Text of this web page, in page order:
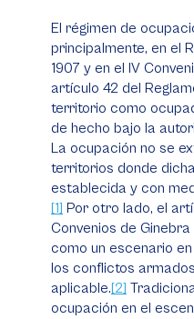
El régimen de
principalmente, en el
1907 y en el IV
artículo 42 del
territorio como
de hecho bajo la
La ocupación no se
territorios donde
establecida y con
[1] Por otro lado, el
Convenios de
como un escenario
los conflictos
aplicable.[2]
ocupación en el